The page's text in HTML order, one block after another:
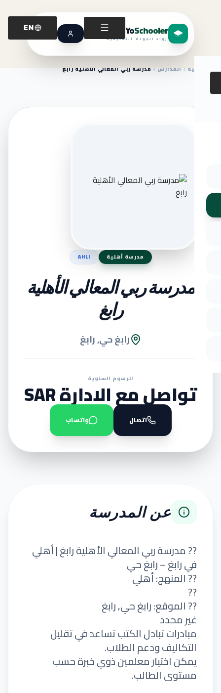
YoSchooler
رواد الجودة التعليمية
EN
الرئيسية المدارس مدرسة ربي المعالي الأهلية رابغ
مدرسة أهلية AHLI
مدرسة ربي المعالي الأهلية
رابغ
رابغ حي, رابغ
الرسوم السنوية
تواصل مع الادارة SAR
اتصال واتساب
عن المدرسة
?? مدرسة ربي المعالي الأهلية رابغ | أهلي
في رابغ – رابغ حي
?? المنهج: أهلي
??
?? الموقع: رابغ حي, رابغ
غير محدد
مبادرات تبادل الكتب تساعد في تقليل
التكاليف ودعم الطلاب.
يمكن اختيار معلمين ذوي خبرة حسب
مستوى الطالب.